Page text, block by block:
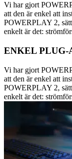
Vi har gjort
att den är enkel att
POWERPLAY 2,
enkelt är det:
ENKEL PLUG-
Vi har gjort
att den är enkel att
POWERPLAY 2,
enkelt är det: